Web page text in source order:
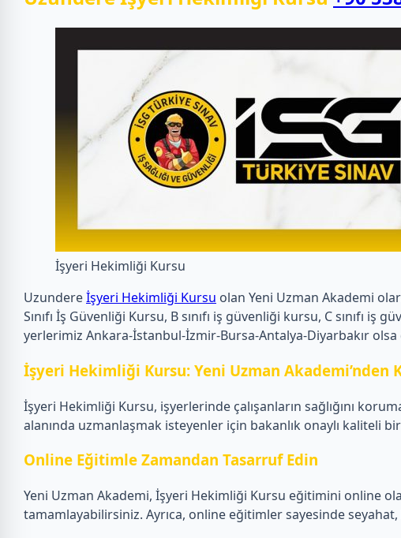
İşyeri Hekimliği Kursu
Uzundereİşyeri Hekimliği Kursu olan Yeni Uzman Akademi
Sınıfı İş Güvenliği Kursu, B sınıfı iş güvenliği kursu, C
yerlerimiz Ankara-İstanbul-İzmir-Bursa-Antalya-Diyarbakır
İşyeri Hekimliği Kursu: Yeni Uzman Akademi’nden
İşyeri Hekimliği Kursu, işyerlerinde çalışanların sağlığını
alanında uzmanlaşmak isteyenler için bakanlık onaylı kaliteli
Online Eğitimle Zamandan Tasarruf Edin
Yeni Uzman Akademi, İşyeri Hekimliği Kursu eğitimini online
tamamlayabilirsiniz. Ayrıca, online eğitimler sayesinde